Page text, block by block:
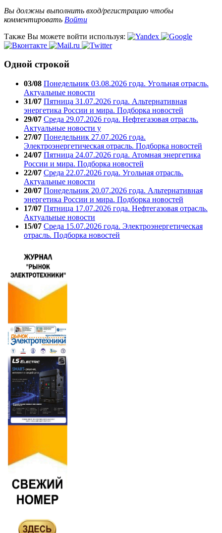
Вы должны выполнить вход/регистрацию чтобы
комментировать Войти
Также Вы можете войти используя:
Одной строкой
03/08 Понедельник 03.08.2026 года. Угольная отрасль.
Актуальные новости
31/07 Пятница 31.07.2026 года. Альтернативная
энергетика России и мира. Подборка новостей
29/07 Среда 29.07.2026 года. Нефтегазовая отрасль.
Актуальные новости у
27/07 Понедельник 27.07.2026 года.
Электроэнергетическая отрасль. Подборка новостей
24/07 Пятница 24.07.2026 года. Атомная энергетика
России и мира. Подборка новостей
22/07 Среда 22.07.2026 года. Угольная отрасль.
Актуальные новости
20/07 Понедельник 20.07.2026 года. Альтернативная
энергетика России и мира. Подборка новостей
17/07 Пятница 17.07.2026 года. Нефтегазовая отрасль.
Актуальные новости
15/07 Среда 15.07.2026 года. Электроэнергетическая
отрасль. Подборка новостей